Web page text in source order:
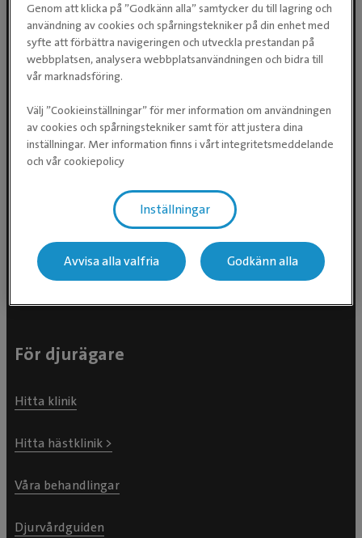
Följ oss i sociala medier
Evidensia Djursjukvård AB
115 28 Stockholm
För djurägare
Hitta klinik
Hitta hästklinik >
Våra behandlingar
Djurvårdguiden
Genom att klicka på ”Godkänn alla” samtycker du till lagring och
användning av cookies och spårningstekniker på din enhet med
syfte att förbättra navigeringen och utveckla prestandan på
webbplatsen, analysera webbplatsanvändningen och bidra till
vår marknadsföring.
Välj ”Cookieinställningar” för mer information om användningen
av cookies och spårningstekniker samt för att justera dina
inställningar. Mer information finns i vårt integritetsmeddelande
och vår cookiepolicy
Inställningar
Avvisa alla valfria Godkänn alla